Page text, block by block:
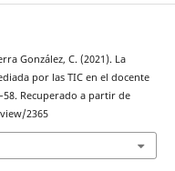
González, C. (2021). La
por las TIC en el docente
Recuperado a partir de
2365